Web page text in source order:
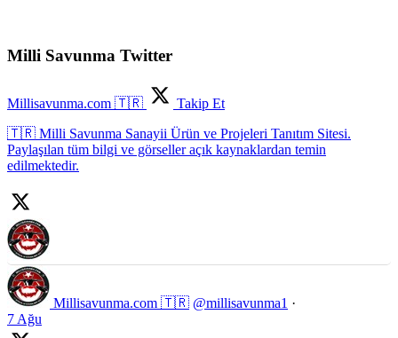
Milli Savunma Twitter
Millisavunma.com 🇹🇷
Takip Et
🇹🇷 Milli Savunma Sanayii Ürün ve Projeleri Tanıtım Sitesi.
Paylaşılan tüm bilgi ve görseller açık kaynaklardan temin
edilmektedir.
Millisavunma.com 🇹🇷 @millisavunma1 ·
7 Ağu